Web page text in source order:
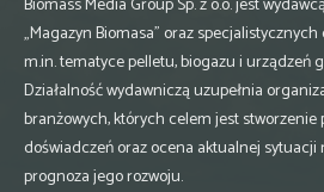
„Magazyn Biomasa” oraz
m.in. tematyce pelletu, biogazu i urządzeń
Działalność wydawniczą uzupełnia
branżowych, których celem jest
doświadczeń oraz ocena aktualnej sytuacji
prognoza jego rozwoju.